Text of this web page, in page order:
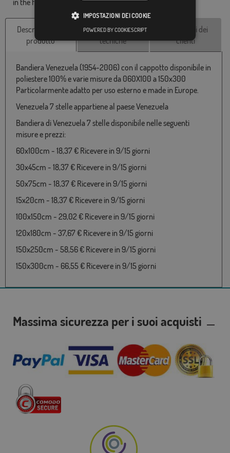
in the final dimensions and color tones.
Descrizione del
prodotto
Caratteristiche
tecniche
Recensioni dei
clienti
Bandiera Venezuela (1954-2006) con il cappotto disponibile in
poliestere 100% e varie misure da 060X100 a 150x300
Particolarmente adatto per uso esterno e made in Europe.
Venezuela 7 stelle appartiene al paese Venezuela
Bandiera di Venezuela 7 stelle disponibile nelle seguenti
misure e prezzi:
60x100cm - 18,37 € Ricevere in 9/15 giorni
30x45cm - 18,37 € Ricevere in 9/15 giorni
50x75cm - 18,37 € Ricevere in 9/15 giorni
15x20cm - 18,37 € Ricevere in 9/15 giorni
100x150cm - 29,02 € Ricevere in 9/15 giorni
120x180cm - 37,67 € Ricevere in 9/15 giorni
150x250cm - 58,56 € Ricevere in 9/15 giorni
150x300cm - 66,55 € Ricevere in 9/15 giorni
Massima sicurezza per i suoi acquisti
IMPOSTAZIONI DEI COOKIE
POWERED BY COOKIESCRIPT